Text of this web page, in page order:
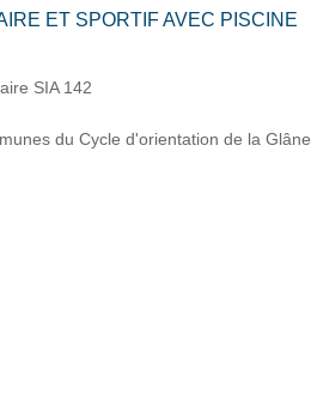
ET SPORTIF AVEC PISCINE
SIA 142
du Cycle d'orientation de la Glâne